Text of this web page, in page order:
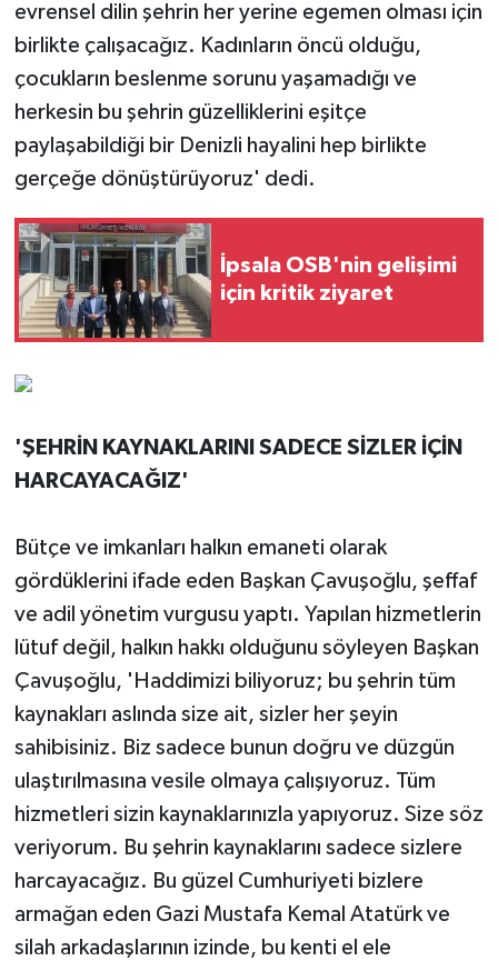
evrensel dilin şehrin her yerine egemen olması için
birlikte çalışacağız. Kadınların öncü olduğu,
çocukların beslenme sorunu yaşamadığı ve
herkesin bu şehrin güzelliklerini eşitçe
paylaşabildiği bir Denizli hayalini hep birlikte
gerçeğe dönüştürüyoruz' dedi.
İpsala OSB'nin gelişimi
için kritik ziyaret
'ŞEHRİN KAYNAKLARINI SADECE SİZLER İÇİN
HARCAYACAĞIZ'
Bütçe ve imkanları halkın emaneti olarak
gördüklerini ifade eden Başkan Çavuşoğlu, şeffaf
ve adil yönetim vurgusu yaptı. Yapılan hizmetlerin
lütuf değil, halkın hakkı olduğunu söyleyen Başkan
Çavuşoğlu, 'Haddimizi biliyoruz; bu şehrin tüm
kaynakları aslında size ait, sizler her şeyin
sahibisiniz. Biz sadece bunun doğru ve düzgün
ulaştırılmasına vesile olmaya çalışıyoruz. Tüm
hizmetleri sizin kaynaklarınızla yapıyoruz. Size söz
veriyorum. Bu şehrin kaynaklarını sadece sizlere
harcayacağız. Bu güzel Cumhuriyeti bizlere
armağan eden Gazi Mustafa Kemal Atatürk ve
silah arkadaşlarının izinde, bu kenti el ele